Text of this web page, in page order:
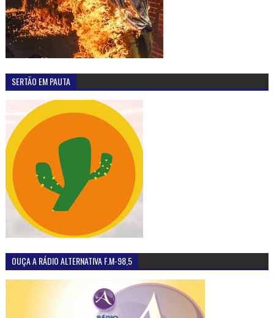
SERTÃO EM PAUTA
OUÇA A RÁDIO ALTERNATIVA F.M-98,5